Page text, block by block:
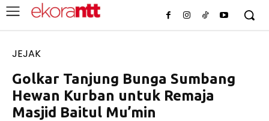
JEJAK
Golkar Tanjung Bunga Sumbang
Hewan Kurban untuk Remaja
Masjid Baitul Mu’min